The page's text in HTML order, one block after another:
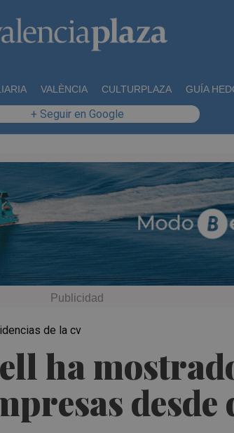
VALÈNCIA CULTURPLAZA GUÍA
+ Seguir en Google
ha
desde
de la cv